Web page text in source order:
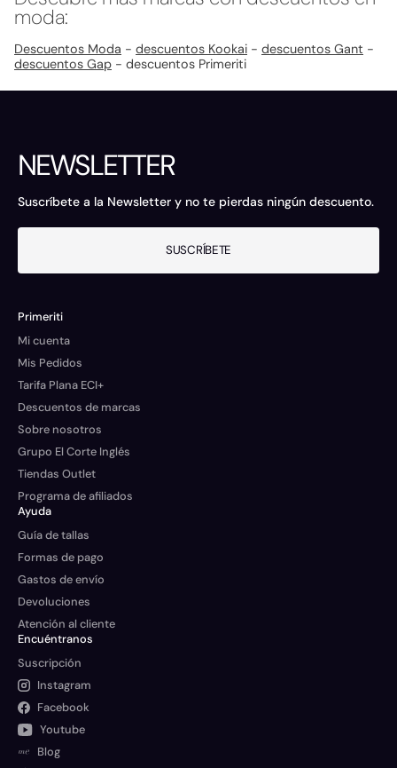
moda:
Descuentos Moda - descuentos Kookai - descuentos Gant -
descuentos Gap - descuentos Primeriti
NEWSLETTER
Suscríbete a la Newsletter y no te pierdas ningún descuento.
SUSCRÍBETE
Primeriti
Mi cuenta
Mis Pedidos
Tarifa Plana ECI+
Descuentos de marcas
Sobre nosotros
Grupo El Corte Inglés
Tiendas Outlet
Programa de afiliados
Ayuda
Guía de tallas
Formas de pago
Gastos de envío
Devoluciones
Atención al cliente
Encuéntranos
Suscripción
Instagram
Facebook
Youtube
Blog